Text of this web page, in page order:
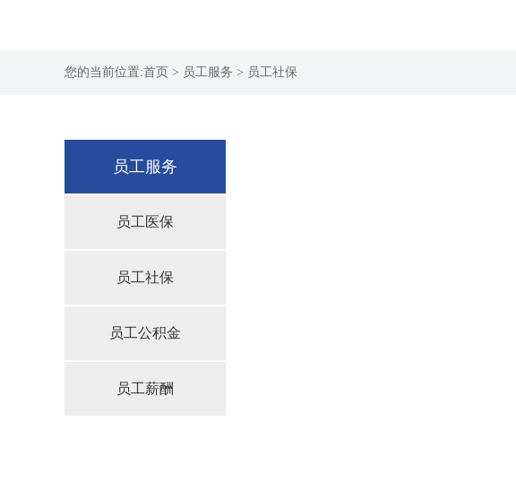
您的当前位置:首页 > 员工服务 > 员工社保
员工服务
员工医保
员工社保
员工公积金
员工薪酬